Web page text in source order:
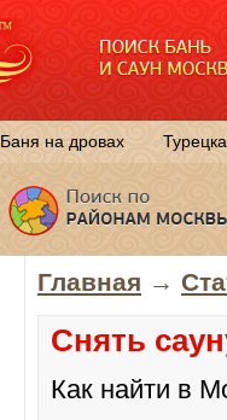
Баня на дровах
Главная →
Снять
Как найти в